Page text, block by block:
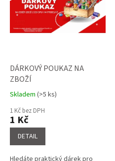
DÁRKOVÝ POUKAZ NA
ZBOŽÍ
Průměrné
hodnocení
produktu
je
5,0
Skladem (>5 ks)
1 Kč bez DPH
1 Kč
DETAIL
Hledáte praktický dárek pro